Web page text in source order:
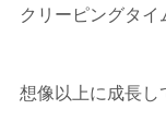
クリーピングタ
想像以上に成長し